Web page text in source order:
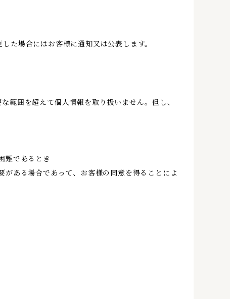
た場合にはお客様に通知又は公表します。
範囲を超えて個人情報を取り扱いません。但し、
難であるとき
がある場合であって、お客様の同意を得ることによ